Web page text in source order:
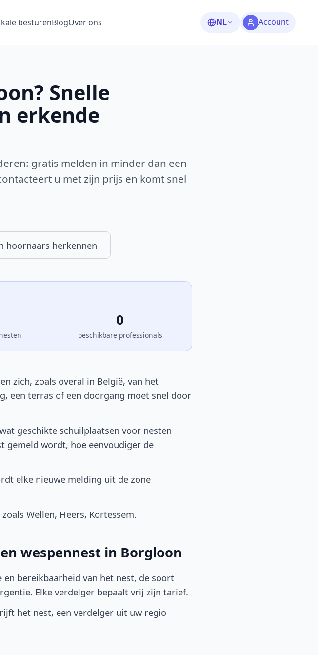
besturenBlogOver ons NL Account
Snelle
erkende
gratis melden in minder dan een
u met zijn prijs en komt snel
hoornaars herkennen
0
beschikbare professionals
zich, zoals overal in België, van het
een terras of een doorgang moet snel door
geschikte schuilplaatsen voor nesten
gemeld wordt, hoe eenvoudiger de
elke nieuwe melding uit de zone
Wellen, Heers, Kortessem.
wespennest in Borgloon
bereikbaarheid van het nest, de soort
Elke verdelger bepaalt vrij zijn tarief.
het nest, een verdelger uit uw regio